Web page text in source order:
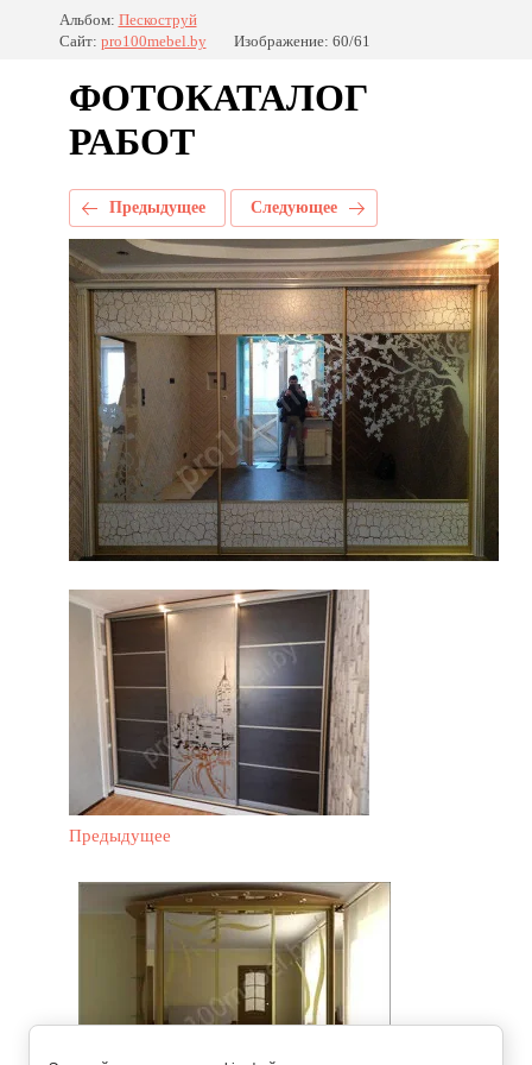
Альбом: Пескоструй
Сайт: pro100mebel.by Изображение: 60/61
ФОТОКАТАЛОГ
РАБОТ
Предыдущее Следующее
Предыдущее